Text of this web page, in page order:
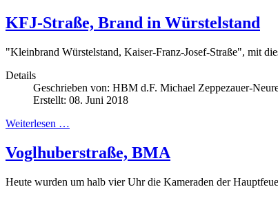
KFJ-Straße, Brand in Würstelstand
"Kleinbrand Würstelstand, Kaiser-Franz-Josef-Straße", mit
Details
Geschrieben von: HBM d.F. Michael Zeppezauer-
Erstellt: 08. Juni 2018
Weiterlesen …
Voglhuberstraße, BMA
Heute wurden um halb vier Uhr die Kameraden der